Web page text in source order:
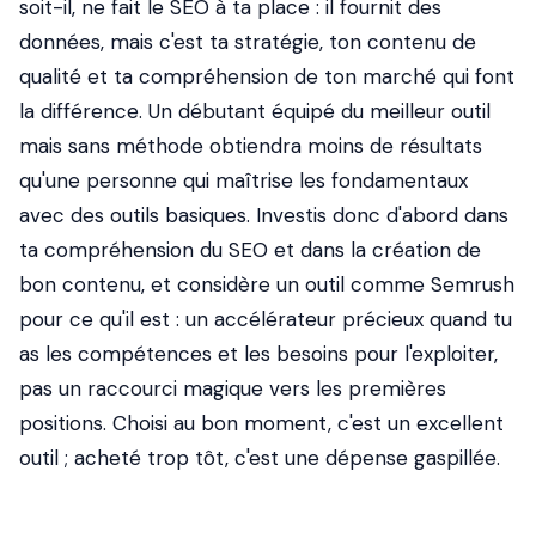
soit-il, ne fait le SEO à ta place : il fournit des
données, mais c'est ta stratégie, ton contenu de
qualité et ta compréhension de ton marché qui font
la différence. Un débutant équipé du meilleur outil
mais sans méthode obtiendra moins de résultats
qu'une personne qui maîtrise les fondamentaux
avec des outils basiques. Investis donc d'abord dans
ta compréhension du SEO et dans la création de
bon contenu, et considère un outil comme Semrush
pour ce qu'il est : un accélérateur précieux quand tu
as les compétences et les besoins pour l'exploiter,
pas un raccourci magique vers les premières
positions. Choisi au bon moment, c'est un excellent
outil ; acheté trop tôt, c'est une dépense gaspillée.